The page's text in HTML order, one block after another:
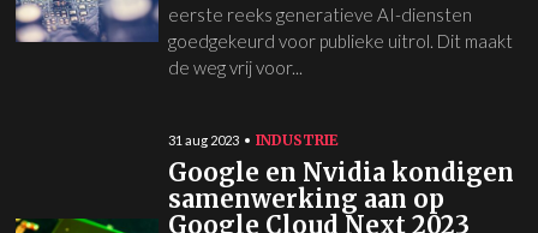
eerste reeks generatieve AI-diensten
goedgekeurd voor publieke uitrol. Dit maakt
de weg vrij voor...
31 aug 2023 INDUSTRIE
Google en Nvidia kondigen
samenwerking aan op
Google Cloud Next 2023